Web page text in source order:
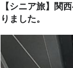
【シニア旅】関
りました。